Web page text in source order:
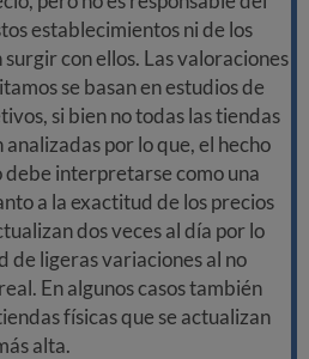
establecimientos ni de los
con ellos. Las valoraciones
se basan en estudios de
si bien no todas las tiendas
por lo que, el hecho
debe interpretarse como una
a la exactitud de los precios
dos veces al día por lo
de ligeras variaciones al no
En algunos casos también
físicas que se actualizan
alta.